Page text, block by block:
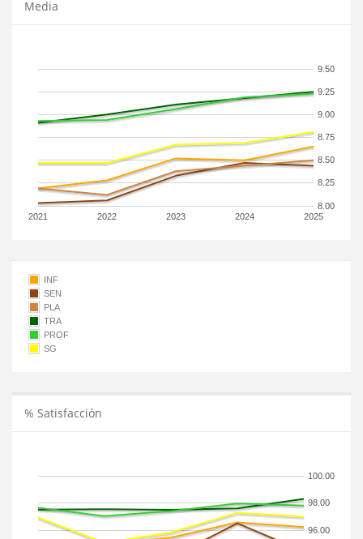
Media
2021 2022 2023 2024 2025
8.00
8.25
8.50
8.75
9.00
9.25
9.50
INF
SEN
PLA
TRA
PROF
SG
% Satisfacción
96.00
98.00
100.00